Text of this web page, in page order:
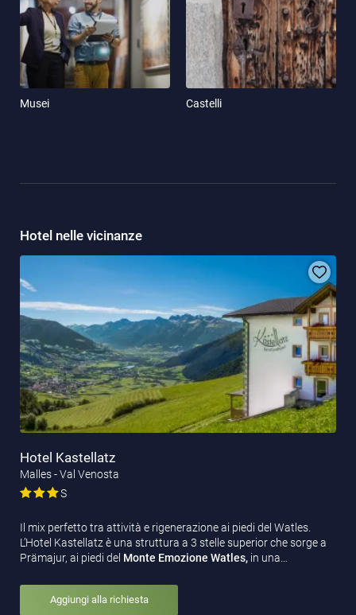
Musei Castelli
Hotel nelle vicinanze
Hotel Kastellatz
Malles - Val Venosta
S
Il mix perfetto tra attività e rigenerazione ai piedi del Watles.
L’Hotel Kastellatz è una struttura a 3 stelle superior che sorge a
Prämajur, ai piedi del Monte Emozione Watles, in una…
Aggiungi alla richiesta